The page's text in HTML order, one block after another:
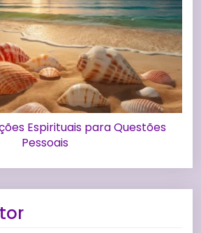
Espirituais para Questões
Pessoais